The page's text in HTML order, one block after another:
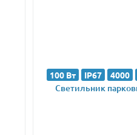
100 Вт IP67 4000
Светильник